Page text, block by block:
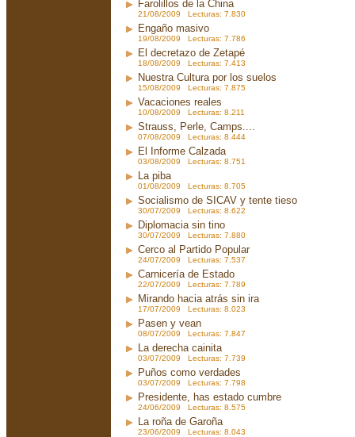
Farolillos de la China
21/08/2009 Lecturas: 7.830
Engaño masivo
19/08/2009 Lecturas: 7.786
El decretazo de Zetapé
18/08/2009 Lecturas: 7.413
Nuestra Cultura por los suelos
15/08/2009 Lecturas: 7.875
Vacaciones reales
10/08/2009 Lecturas: 8.211
Strauss, Perle, Camps....
07/08/2009 Lecturas: 8.444
El Informe Calzada
03/08/2009 Lecturas: 8.751
La piba
01/08/2009 Lecturas: 8.705
Socialismo de SICAV y tente tieso
30/07/2009 Lecturas: 8.622
Diplomacia sin tino
30/07/2009 Lecturas: 7.880
Cerco al Partido Popular
24/07/2009 Lecturas: 7.537
Carnicería de Estado
22/07/2009 Lecturas: 7.789
Mirando hacia atrás sin ira
17/07/2009 Lecturas: 8.023
Pasen y vean
08/07/2009 Lecturas: 7.847
La derecha cainita
03/07/2009 Lecturas: 7.739
Puños como verdades
03/07/2009 Lecturas: 7.798
Presidente, has estado cumbre
24/06/2009 Lecturas: 8.575
La roña de Garoña
23/06/2009 Lecturas: 8.043